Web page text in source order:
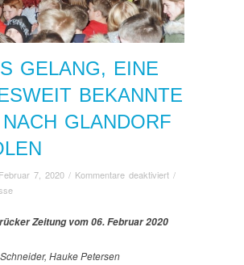
GELANG, EINE
BEKANNTE
GLANDORF
Februar 7, 2020 / Kommentare deaktiviertfür/
Zeitung vom 06. Februar 2020
Hauke Petersen